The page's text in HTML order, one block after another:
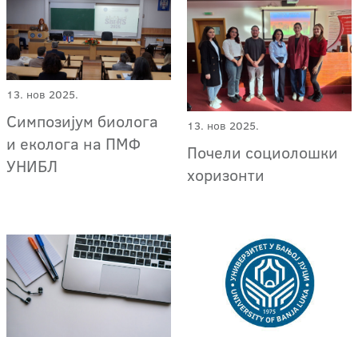
13. нов 2025.
Симпозијум биолога
и еколога на ПМФ
УНИБЛ
13. нов 2025.
Почели социолошки
хоризонти